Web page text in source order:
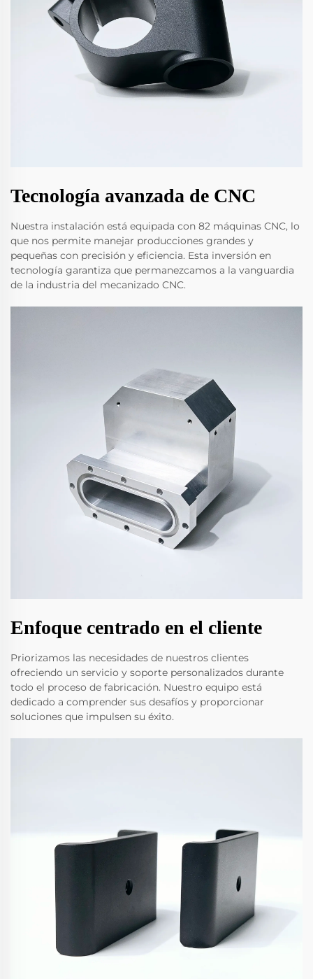
Tecnología avanzada de CNC
Nuestra instalación está equipada con 82 máquinas CNC, lo
que nos permite manejar producciones grandes y
pequeñas con precisión y eficiencia. Esta inversión en
tecnología garantiza que permanezcamos a la vanguardia
de la industria del mecanizado CNC.
Enfoque centrado en el cliente
Priorizamos las necesidades de nuestros clientes
ofreciendo un servicio y soporte personalizados durante
todo el proceso de fabricación. Nuestro equipo está
dedicado a comprender sus desafíos y proporcionar
soluciones que impulsen su éxito.